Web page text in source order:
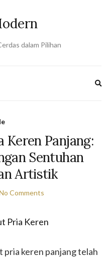
dalam Pilihan
Keren Panjang:
Sentuhan
Artistik
Comments
pria keren panjang telah